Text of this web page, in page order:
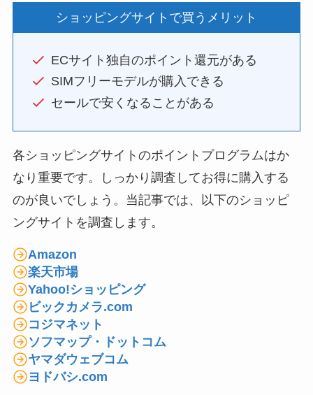
ショッピングサイトで買うメリット
ECサイト独自のポイント還元がある
SIMフリーモデルが購入できる
セールで安くなることがある
各ショッピングサイトのポイントプログラムはか
なり重要です。しっかり調査してお得に購入する
のが良いでしょう。当記事では、以下のショッピ
ングサイトを調査します。
Amazon
楽天市場
Yahoo!ショッピング
ビックカメラ.com
コジマネット
ソフマップ・ドットコム
ヤマダウェブコム
ヨドバシ.com